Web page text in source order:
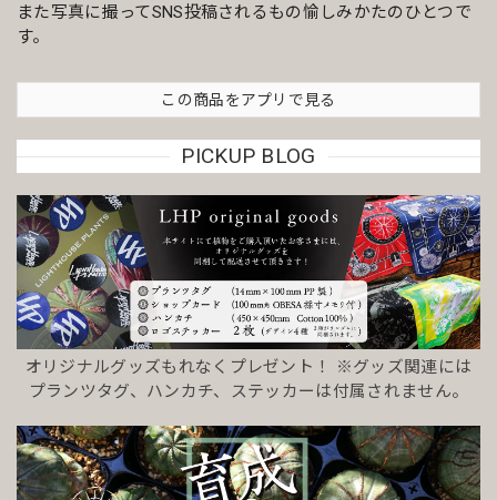
また写真に撮ってSNS投稿されるもの愉しみかたのひとつで
す。
この商品をアプリで見る
PICKUP BLOG
オリジナルグッズもれなくプレゼント！ ※グッズ関連には
プランツタグ、ハンカチ、ステッカーは付属されません。